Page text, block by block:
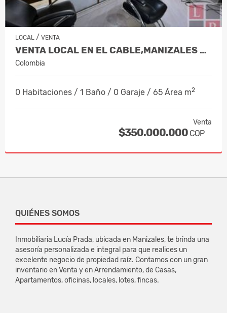
LOCAL / VENTA
VENTA LOCAL EN EL CABLE,MANIZALES CO…
Colombia
0 Habitaciones / 1 Baño / 0 Garaje / 65 Área m2
Venta
$350.000.000 COP
QUIÉNES SOMOS
Inmobiliaria Lucía Prada, ubicada en Manizales, te brinda una
asesoría personalizada e integral para que realices un
excelente negocio de propiedad raíz. Contamos con un gran
inventario en Venta y en Arrendamiento, de Casas,
Apartamentos, oficinas, locales, lotes, fincas.